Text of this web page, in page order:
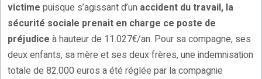
victime puisque s’agissant d’un accident du travail, la
sécurité sociale prenait en charge ce poste de
préjudice à hauteur de 11.027€/an. Pour sa compagne, ses
deux enfants, sa mère et ses deux frères, une indemnisation
totale de 82.000 euros a été réglée par la compagnie